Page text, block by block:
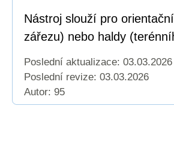
Nástroj slouží pro
zářezu) nebo haldy
Poslední aktualizace: 03.03.2026
Poslední revize: 03.03.2026
Autor: 95